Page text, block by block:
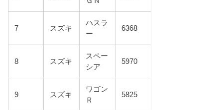
7 スズキ
ハスラ
ー
6368
8 スズキ
スペー
シア
5970
9 スズキ
ワゴン
Ｒ
5825